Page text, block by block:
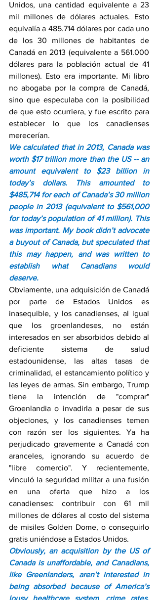
Unidos, una cantidad equivalente a 23
mil millones de dólares actuales. Esto
equivalía a 485.714 dólares por cada uno
de los 30 millones de habitantes de
Canadá en 2013 (equivalente a 561.000
dólares para la población actual de 41
millones). Esto era importante. Mi libro
no abogaba por la compra de Canadá,
sino que especulaba con la posibilidad
de que esto ocurriera, y fue escrito para
establecer lo que los canadienses
merecerían.
We calculated that in 2013, Canada was
worth $17 trillion more than the US -- an
amount equivalent to $23 billion in
today’s dollars. This amounted to
$485,714 for each of Canada’s 30 million
people in 2013 (equivalent to $561,000
for today’s population of 41 million). This
was important. My book didn’t advocate
a buyout of Canada, but speculated that
this may happen, and was written to
establish what Canadians would
deserve.
Obviamente, una adquisición de Canadá
por parte de Estados Unidos es
inasequible, y los canadienses, al igual
que los groenlandeses, no están
interesados ​​en ser absorbidos debido al
deficiente sistema de salud
estadounidense, las altas tasas de
criminalidad, el estancamiento político y
las leyes de armas. Sin embargo, Trump
tiene la intención de "comprar"
Groenlandia o invadirla a pesar de sus
objeciones, y los canadienses temen
con razón ser los siguientes. Ya ha
perjudicado gravemente a Canadá con
aranceles, ignorando su acuerdo de
"libre comercio". Y recientemente,
vinculó la seguridad militar a una fusión
en una oferta que hizo a los
canadienses: contribuir con 61 mil
millones de dólares al costo del sistema
de misiles Golden Dome, o conseguirlo
gratis uniéndose a Estados Unidos.
Obviously, an acquisition by the US of
Canada is unaffordable, and Canadians,
like Greenlanders, aren’t interested in
being absorbed because of America’s